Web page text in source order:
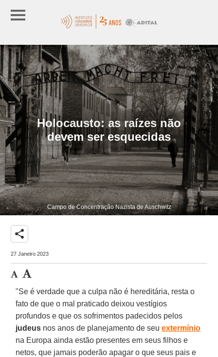
Holocausto: as raízes não
devem ser esquecidas
Campo de Concentração Nazista de Auschwitz
share
27 Janeiro 2023
"Se é verdade que a culpa não é hereditária, resta o
fato de que o mal praticado deixou vestígios
profundos e que os sofrimentos padecidos pelos
judeus nos anos de planejamento de seuextermínio
na Europa ainda estão presentes em seus filhos e
netos, que jamais poderão apagar o que seus pais e